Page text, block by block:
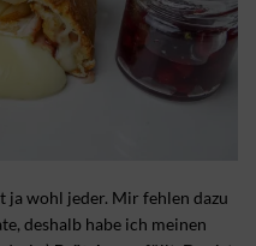
ja wohl jeder. Mir fehlen dazu
deshalb habe ich meinen